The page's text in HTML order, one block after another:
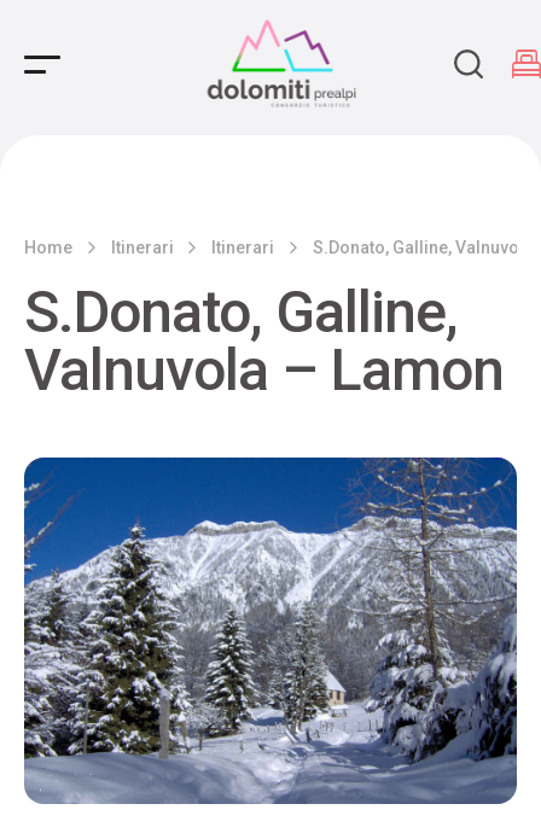
Main Navigation
Home Itinerari Itinerari S.Donato, Galline, Valnuvola
S.Donato, Galline,
Valnuvola – Lamon